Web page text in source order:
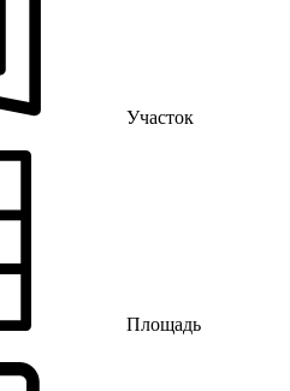
Участок
Площадь